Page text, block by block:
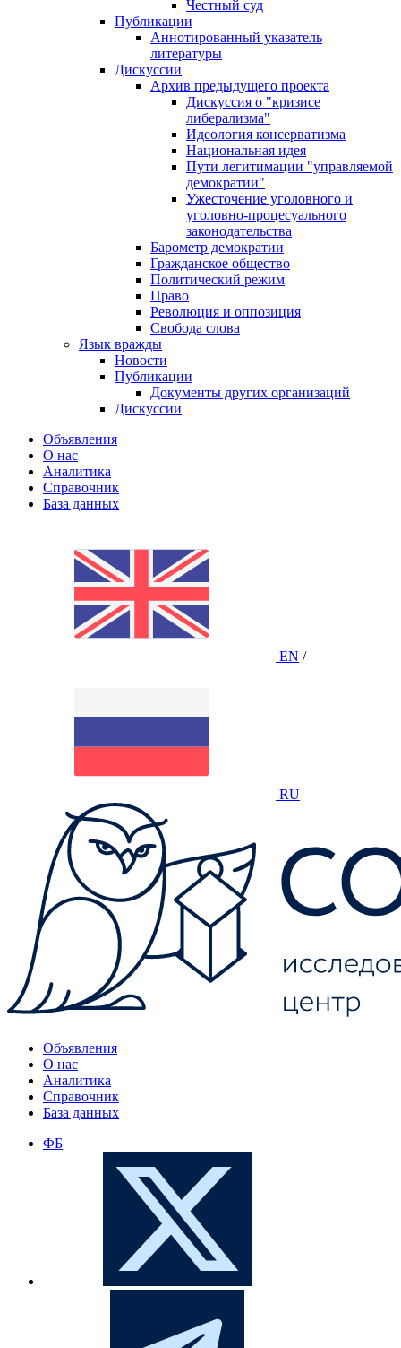
Честный суд
Публикации
Аннотированный указатель
литературы
Дискуссии
Архив предыдущего проекта
Дискуссия о "кризисе
либерализма"
Идеология консерватизма
Национальная идея
Пути легитимации "управляемой
демократии"
Ужесточение уголовного и
уголовно-процесуального
законодательства
Барометр демократии
Гражданское общество
Политический режим
Право
Революция и оппозиция
Свобода слова
Язык вражды
Новости
Публикации
Документы других организаций
Дискуссии
Объявления
О нас
Аналитика
Справочник
База данных
EN /
RU
Объявления
О нас
Аналитика
Справочник
База данных
ФБ